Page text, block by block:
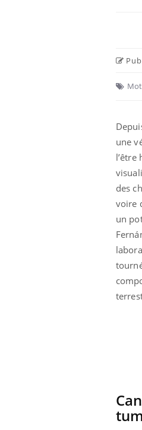
une
l’être
des
voire
un